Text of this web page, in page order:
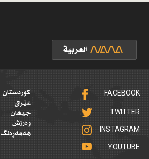
FACEBOOK
TWITTER
INSTAGRAM
YOUTUBE
کوردستان
عێراق
جیهان
وەرزش
هەمەڕەنگ